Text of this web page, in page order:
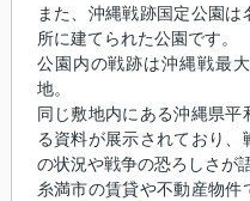
また、沖縄戦跡国定公園
所に建てられた公園です。
公園内の戦跡は沖縄戦最
地。
同じ敷地内にある沖縄県
る資料が展示されており
の状況や戦争の恐ろしさが
糸満市の賃貸や不動産物